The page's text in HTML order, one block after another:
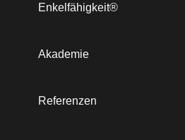
Enkelfähigkeit®
Akademie
Referenzen